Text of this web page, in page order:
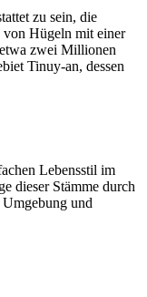
zu sein, die
von Hügeln mit einer
zwei Millionen
Tinuy-an, dessen
Lebensstil im
dieser Stämme durch
und